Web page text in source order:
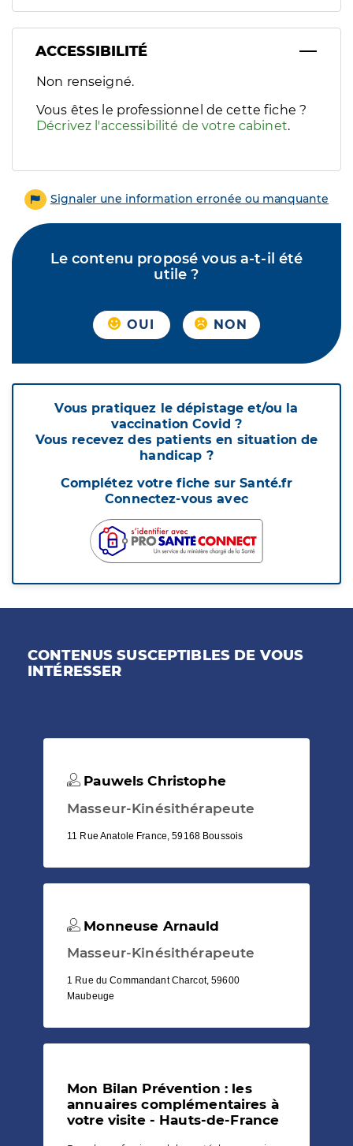
ACCESSIBILITÉ
Filtres
Sélectionnez un ou plusieurs handicaps/besoins
Non renseigné.
Vous êtes le professionnel de cette fiche ?
Décrivez l'accessibilité de votre cabinet.
Signaler une information erronée ou manquante
Le contenu proposé vous a-t-il été
utile ?
OUI NON
Vous pratiquez le dépistage et/ou la
vaccination Covid ?
Vous recevez des patients en situation de
handicap ?
Complétez votre fiche sur Santé.fr
Connectez-vous avec
CONTENUS SUSCEPTIBLES DE VOUS
INTÉRESSER
Pauwels Christophe
Masseur-Kinésithérapeute
11 Rue Anatole France, 59168 Boussois
Monneuse Arnauld
Masseur-Kinésithérapeute
1 Rue du Commandant Charcot, 59600
Maubeuge
Mon Bilan Prévention : les
annuaires complémentaires à
votre visite - Hauts-de-France